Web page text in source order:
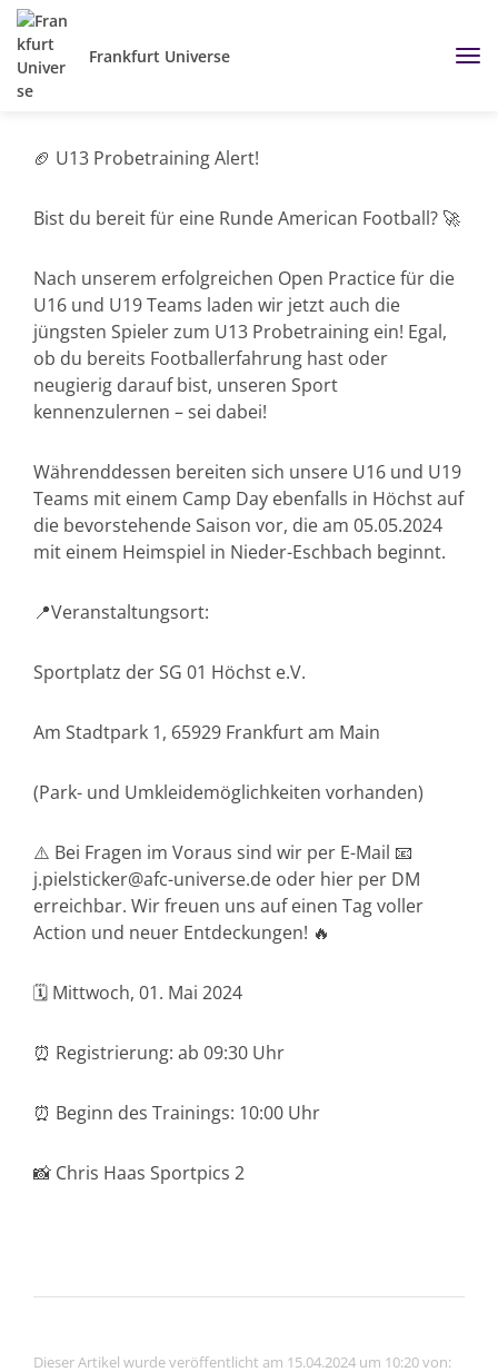
Frankfurt Universe
🏈 U13 Probetraining Alert!
Bist du bereit für eine Runde American Football? 🚀
Nach unserem erfolgreichen Open Practice für die
U16 und U19 Teams laden wir jetzt auch die
jüngsten Spieler zum U13 Probetraining ein! Egal,
ob du bereits Footballerfahrung hast oder
neugierig darauf bist, unseren Sport
kennenzulernen – sei dabei!
Währenddessen bereiten sich unsere U16 und U19
Teams mit einem Camp Day ebenfalls in Höchst auf
die bevorstehende Saison vor, die am 05.05.2024
mit einem Heimspiel in Nieder-Eschbach beginnt.
📍Veranstaltungsort:
Sportplatz der SG 01 Höchst e.V.
Am Stadtpark 1, 65929 Frankfurt am Main
(Park- und Umkleidemöglichkeiten vorhanden)
⚠️ Bei Fragen im Voraus sind wir per E-Mail 📧
j.pielsticker@afc-universe.de oder hier per DM
erreichbar. Wir freuen uns auf einen Tag voller
Action und neuer Entdeckungen! 🔥
🗓 Mittwoch, 01. Mai 2024
⏰ Registrierung: ab 09:30 Uhr
⏰ Beginn des Trainings: 10:00 Uhr
📸 Chris Haas Sportpics 2
Dieser Artikel wurde veröffentlicht am 15.04.2024 um 10:20 von: